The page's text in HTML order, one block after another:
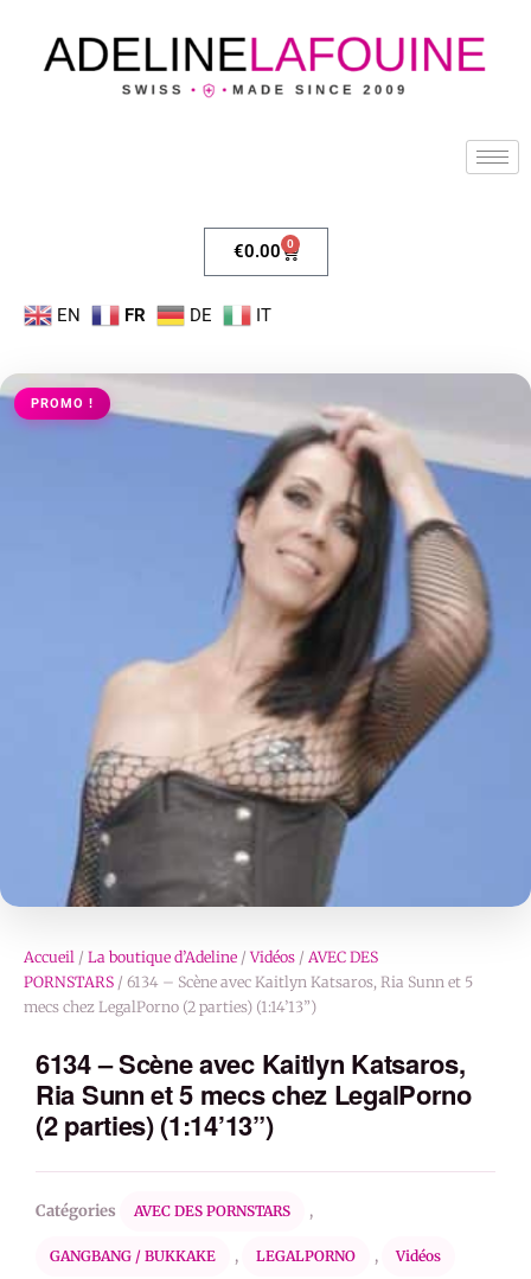
€0.00 0
EN FR DE IT
PROMO !
Accueil / La boutique d’Adeline / Vidéos / AVEC DES
PORNSTARS / 6134 – Scène avec Kaitlyn Katsaros, Ria Sunn et 5
mecs chez LegalPorno (2 parties) (1:14’13”)
6134 – Scène avec Kaitlyn Katsaros,
Ria Sunn et 5 mecs chez LegalPorno
(2 parties) (1:14’13”)
Catégories AVEC DES PORNSTARS ,
GANGBANG / BUKKAKE , LEGALPORNO , Vidéos